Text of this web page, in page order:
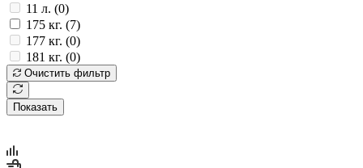
11 л. (0)
175 кг. (7)
177 кг. (0)
181 кг. (0)
Очистить фильтр
Показать